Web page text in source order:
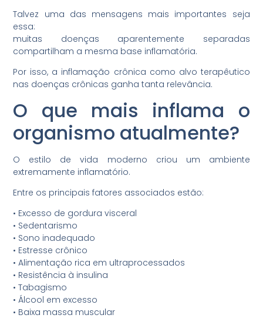
Talvez uma das mensagens mais importantes seja
essa:
muitas doenças aparentemente separadas
compartilham a mesma base inflamatória.
Por isso, a inflamação crônica como alvo terapêutico
nas doenças crônicas ganha tanta relevância.
O que mais inflama o
organismo atualmente?
O estilo de vida moderno criou um ambiente
extremamente inflamatório.
Entre os principais fatores associados estão:
•⁠ ⁠Excesso de gordura visceral
•⁠ ⁠Sedentarismo
•⁠ ⁠Sono inadequado
•⁠ ⁠Estresse crônico
•⁠ ⁠Alimentação rica em ultraprocessados
•⁠ ⁠Resistência à insulina
•⁠ ⁠Tabagismo
•⁠ ⁠Álcool em excesso
•⁠ ⁠Baixa massa muscular